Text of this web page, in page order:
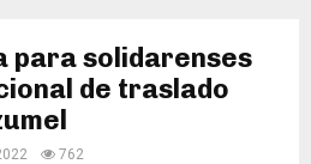
para solidarenses
de traslado
762